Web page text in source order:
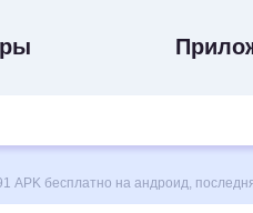
APK бесплатно на андроид,